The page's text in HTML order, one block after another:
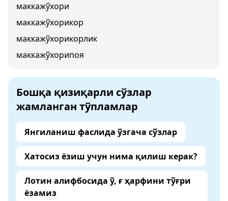
маккажўхори
маккажўхорикор
маккажўхорикорлик
маккажўхорипоя
Бошқа қизиқарли сўзлар
жамланган тўпламлар
Янгиланиш фаслида ўзгача сўзлар
Хатосиз ёзиш учун нима қилиш керак?
Лотин алифбосида ў, ғ ҳарфини тўғри
ёзамиз